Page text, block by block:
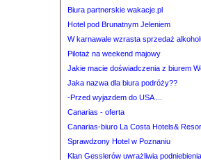
Biura partnerskie wakacje.pl
Hotel pod Brunatnym Jeleniem
W karnawale wzrasta sprzedaż
Pilotaż na weekend majowy
Jakie macie doświadczenia z biurem
Jaka nazwa dla biura podróży??
-Przed wyjazdem do USA ...
Canarias - oferta
Canarias-biuro La Costa Hotels&
Sprawdzony Hotel w Poznaniu
Klan Gesslerów uwrażliwia